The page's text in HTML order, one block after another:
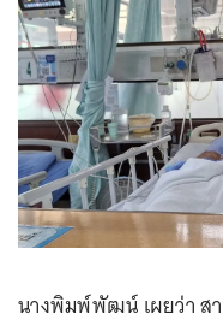
นางพิมพ์พัฒน์ เผยว่า ส